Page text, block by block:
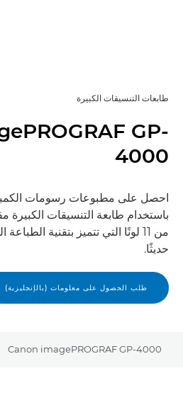
طابعات التنسيقات الكبيرة
GP-
4000
احصل على مطبوعات رسومات
من 11 لونًا التي تتميز بتقنية
حديثًا.
طلب الحصول على معلومات (بالإنجليزية)
Canon imagePROGRAF GP-4000